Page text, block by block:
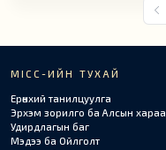
MICC-ИЙН ТУХАЙ
Ерөнхий танилцуулга
Эрхэм зорилго ба Алсын хараа
Удирдлагын баг
Мэдээ ба Ойлголт